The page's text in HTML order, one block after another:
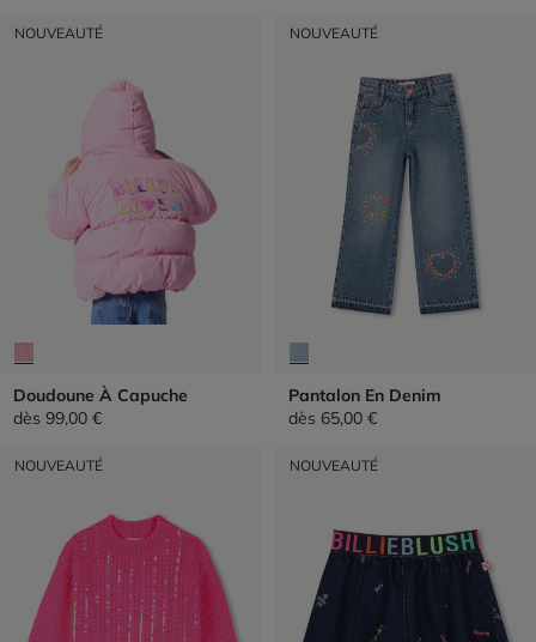
NOUVEAUTÉ
Doudoune À Capuche
dès 99,00 €
NOUVEAUTÉ
Pantalon En Denim
dès 65,00 €
NOUVEAUTÉ NOUVEAUTÉ